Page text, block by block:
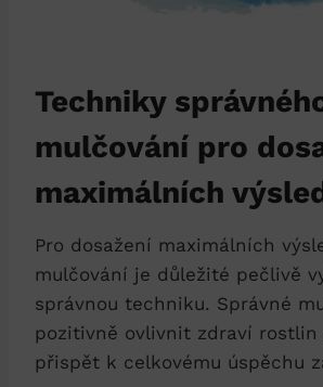
Techniky
mulčování pro
maximálních
Pro dosažení maximálních
mulčování je důležité pečlivě
správnou techniku. Správné
pozitivně ovlivnit zdraví rostlin
přispět k celkovému úspěchu